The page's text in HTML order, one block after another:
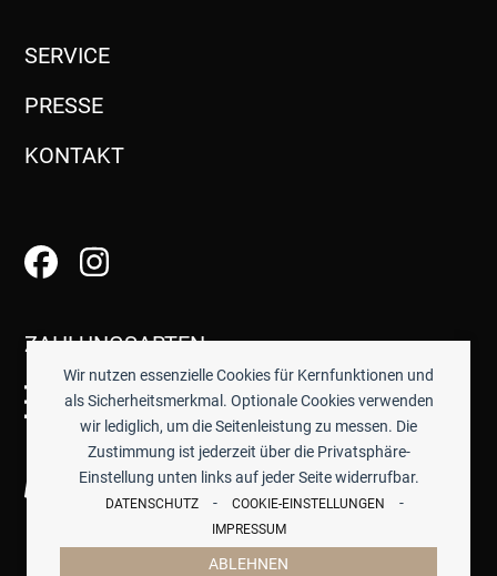
Wir nutzen essenzielle Cookies für Kernfunktionen und
als Sicherheitsmerkmal. Optionale Cookies verwenden
wir lediglich, um die Seitenleistung zu messen. Die
Zustimmung ist jederzeit über die Privatsphäre-
Einstellung unten links auf jeder Seite widerrufbar.
DATENSCHUTZ - COOKIE-EINSTELLUNGEN -
IMPRESSUM
ABLEHNEN
SERVICE
PRESSE
KONTAKT
ZAHLUNGSARTEN